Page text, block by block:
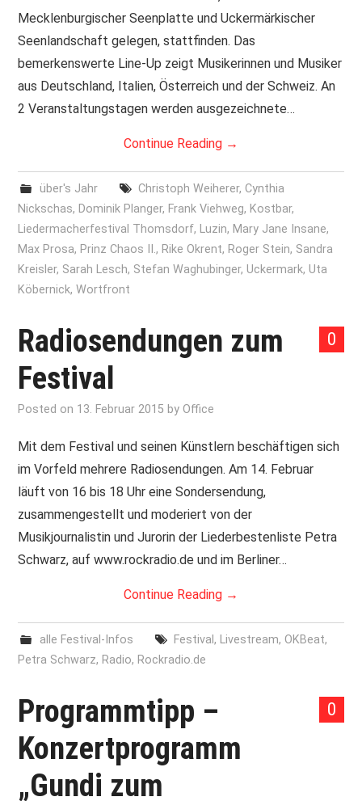
Mecklenburgischer Seenplatte und Uckermärkischer
Seenlandschaft gelegen, stattfinden. Das
bemerkenswerte Line-Up zeigt Musikerinnen und Musiker
aus Deutschland, Italien, Österreich und der Schweiz. An
2 Veranstaltungstagen werden ausgezeichnete…
Continue Reading →
über's Jahr Christoph Weiherer, Cynthia
Nickschas, Dominik Planger, Frank Viehweg, Kostbar,
Liedermacherfestival Thomsdorf, Luzin, Mary Jane Insane,
Max Prosa, Prinz Chaos II., Rike Okrent, Roger Stein, Sandra
Kreisler, Sarah Lesch, Stefan Waghubinger,Uckermark,Uta
Köbernick,Wortfront
0
Radiosendungen zum
Festival
Posted on 13. Februar 2015 byOffice
Mit dem Festival und seinen Künstlern beschäftigen sich
im Vorfeld mehrere Radiosendungen. Am 14. Februar
läuft von 16 bis 18 Uhr eine Sondersendung,
zusammengestellt und moderiert von der
Musikjournalistin und Jurorin der Liederbestenliste Petra
Schwarz, auf www.rockradio.de und im Berliner…
Continue Reading →
alle Festival-Infos Festival , Livestream, OKBeat,
Petra Schwarz, Radio, Rockradio.de
0
Programmtipp –
Konzertprogramm
„Gundi zum